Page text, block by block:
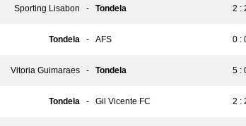
Sporting Lisabon - Tondela 2 :
Tondela - AFS 0 :
Vitoria Guimaraes - Tondela 5 :
Tondela - Gil Vicente FC 2 :